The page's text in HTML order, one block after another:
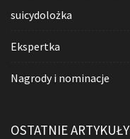
suicydolożka
Ekspertka
Nagrody i nominacje
OSTATNIE ARTYKUŁY